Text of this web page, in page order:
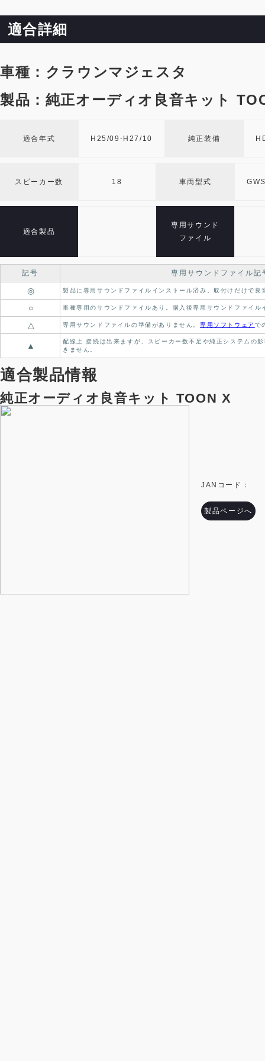
適合詳細
車種：クラウンマジェスタ
製品：純正オーディオ良音キット
適合年式 H25/09-H27/10 純正装備
スピーカー数 18 車両型式
適合製品
専用サウンド
ファイル
記号 専用サウンドファイル記
◎ 製品に専用サウンドファイルインストール済み。取付けだけで良
○ 車種専用のサウンドファイルあり。 購入後専用サウンドファイル
△ 専用サウンドファイルの準備がありません。 専用ソフトウェア で
▲
配線上 接続は出来ますが、スピーカー数不足や純正システムの
きません。
適合製品情報
純正オーディオ良音キット TOON X
JANコード：
製品ページへ